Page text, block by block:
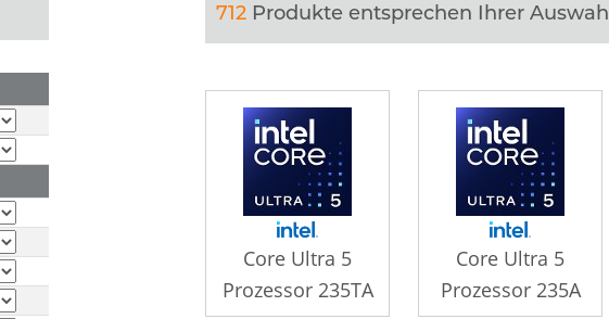
712 Produkte entsprechen Ihrer Auswahl
Core Ultra 5
Prozessor 235TA
Core Ultra 5
Prozessor 235A